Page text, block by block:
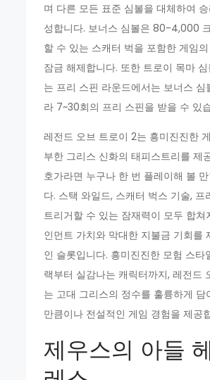
며 다른 모든 표준 심볼을 대체하여
성합니다. 보너스 심볼은 80-4,000
할 수 있는 스캐터 벅을 포함한 게임
잠금 해제합니다. 또한 트로이 목마
는 프리 스핀 라운드에서는 보너스 심
라 7~30회의 프리 스핀을 받을 수 있
레전드 오브 트로이 2는 흥미진진한
부한 그리스 신화의 태피스트리를 제
호가라면 누구나 한 번 플레이해 볼
다. 스택 와일드, 스캐터 벅스 기술, 프
트리거할 수 있는 잠재력이 모두 합쳐
인먼트 가치와 막대한 지불금 기회를
인 슬롯입니다. 흥미진진한 모험 스타
랙부터 실감나는 캐릭터까지, 레전드
는 고대 그리스의 정수를 훌륭하게 담
만큼이나 전설적인 게임 경험을 제공
제우스의 아들